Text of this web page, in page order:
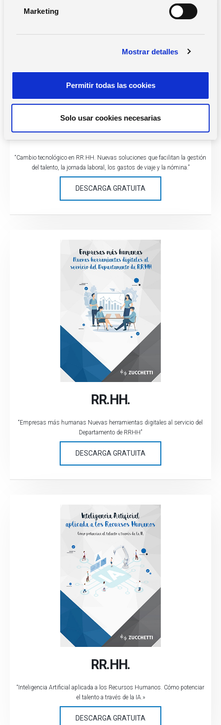
n
m
e
Marketing
Mostrar detalles
Permitir todas las cookies
Solo usar cookies necesarias
RR.HH.
“Cambio tecnológico en RR.HH. Nuevas soluciones que facilitan la gestión
del talento, la jornada laboral, los gastos de viaje y la nómina.”
DESCARGA GRATUITA
RR.HH.
“Empresas más humanas Nuevas herramientas digitales al servicio del
Departamento de RRHH”
DESCARGA GRATUITA
RR.HH.
“Inteligencia Artificial aplicada a los Recursos Humanos. Cómo potenciar
el talento a través de la IA.»
DESCARGA GRATUITA